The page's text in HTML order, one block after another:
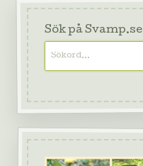
Sök på Svamp.se